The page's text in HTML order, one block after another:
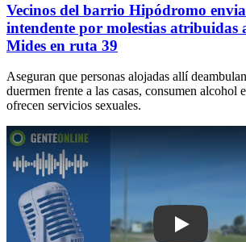
Vecinos del barrio Hipódromo
intendente por molestias atribuidas
Mides en ruta 39
Aseguran que personas alojadas allí
duermen frente a las casas, consumen alcohol
ofrecen servicios sexuales.
Play: Crece